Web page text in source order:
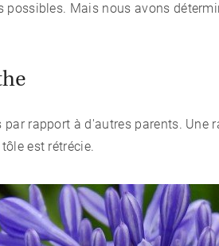
possibles. Mais nous avons
rapport à d'autres parents. Une
est rétrécie.